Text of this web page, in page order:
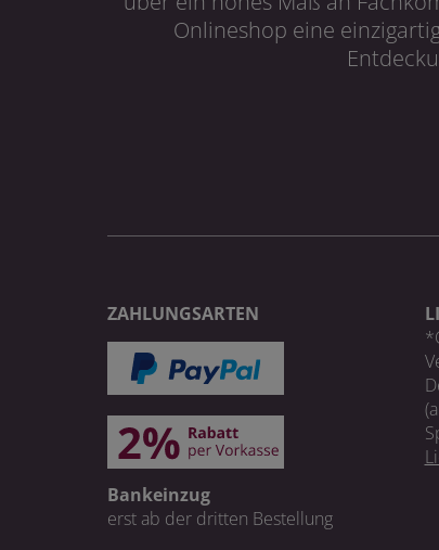
Onlineshop eine
ZAHLUNGSARTEN
Bankeinzug
erst ab der dritten Bestellung